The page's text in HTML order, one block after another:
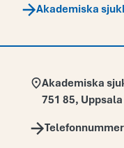
Akademiska
Akademiska
751 85, Uppsala
Telefon: